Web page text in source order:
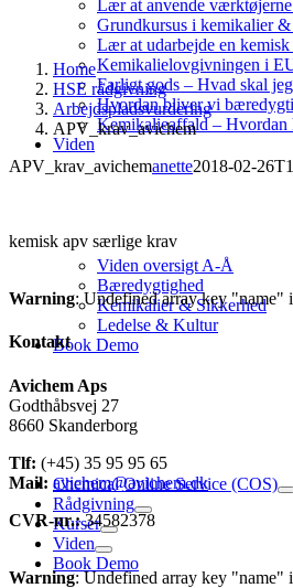
Lær at anvende
Grundkursus i kemikalier &
Lær at udarbejde en
Kemikalielovgivningen i
Farligt gods – Hvad skal
Hvordan bliver vi
Kemikalieaffald – Hvordan
Viden
Viden oversigt A-Å
Bæredygtighed
Kemikalier & Sikkerhed
Ledelse & Kultur
Book Demo
Chemical Online Service (COS)
Rådgivning
Kurser
Viden
Book Demo
Home
HSE rådgivning
Arbejdspladsvurdering
APV_krav_avichem
APV_krav_avichemanette2018-02-
kemisk apv særlige krav
Warning: Undefined array key "name"
Kontakt
Avichem Aps
Godthåbsvej 27
8660 Skanderborg
Tlf: (+45) 35 95 95 65
Mail: avichem@avichem.dk
CVR-nr.:34582378
Warning: Undefined array key "name"